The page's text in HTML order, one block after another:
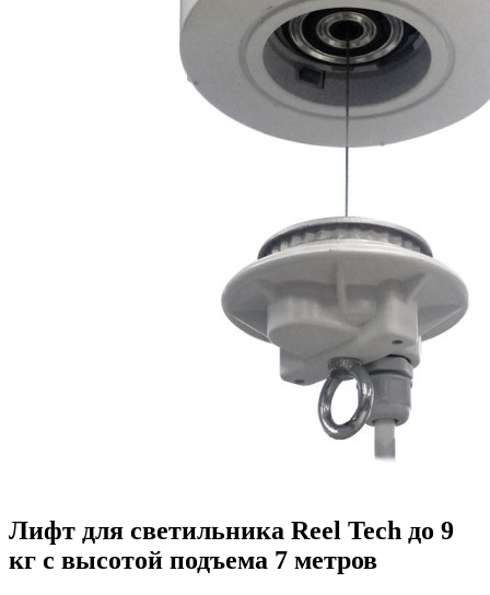
Лифт для светильника Reel Tech до 9
кг с высотой подъема 7 метров